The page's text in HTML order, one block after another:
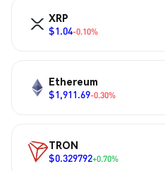
XRP
$1.04-0.10%
Ethereum
$1,911.69-0.30%
TRON
$0.329792+0.70%